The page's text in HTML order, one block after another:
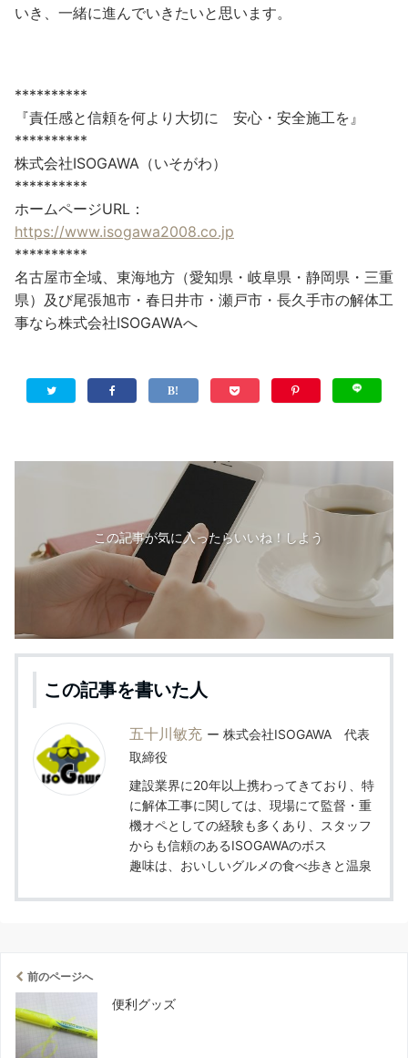
いき、一緒に進んでいきたいと思います。
**********
『責任感と信頼を何より大切に 安心・安全施工を』
**********
株式会社ISOGAWA（いそがわ）
**********
ホームページURL：
https://www.isogawa2008.co.jp
**********
名古屋市全域、東海地方（愛知県・岐阜県・静岡県・三重
県）及び尾張旭市・春日井市・瀬戸市・長久手市の解体工
事なら株式会社ISOGAWAへ
この記事が気に入ったらいいね！しよう
この記事を書いた人
五十川敏充
株式会社ISOGAWA 代表
取締役
建設業界に20年以上携わってきており、特
に解体工事に関しては、現場にて監督・重
機オペとしての経験も多くあり、スタッフ
からも信頼のあるISOGAWAのボス
趣味は、おいしいグルメの食べ歩きと温泉
前のページへ
便利グッズ